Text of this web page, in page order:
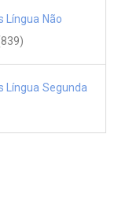
Língua Não
Língua Segunda